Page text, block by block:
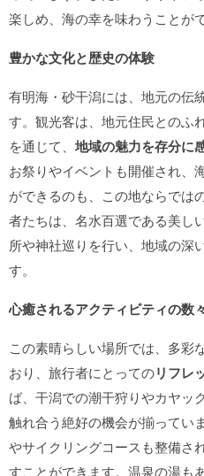
楽しめ、海の幸を味わうことが
豊かな文化と歴史の体験
有明海・砂干潟には、地元の伝
す。観光客は、地元住民とのふ
を通じて、 地域の魅力を存分に
お祭りやイベントも開催され、
ができるのも、この地ならでは
者たちは、名水百選である美し
所や神社巡りを行い、地域の深
す。
心癒されるアクティビティの数
この素晴らしい場所では、多彩
おり、旅行者にとってのリフレ
ば、干潟での潮干狩りやカヤッ
触れ合う絶好の機会が揃ってい
やサイクリングコースも整備さ
すことができます。温泉の湯も